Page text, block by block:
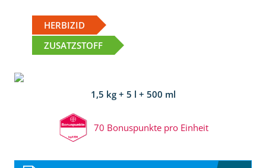
HERBIZID
ZUSATZSTOFF
1,5 kg + 5 l + 500 ml
70 Bonuspunkte pro Einheit